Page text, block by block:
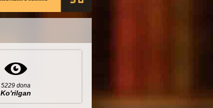
5229 dona
Ko'rilgan